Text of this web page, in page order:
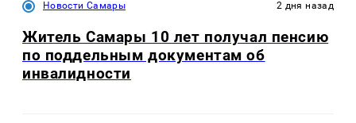
Новости Самары 2 дня назад
Житель Самары 10 лет получал пенсию
по поддельным документам об
инвалидности